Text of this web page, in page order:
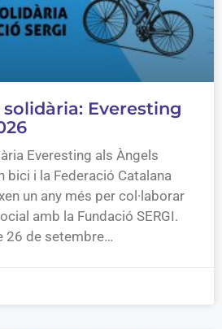
Everesting
Everesting als Àngels
bici i la Federació Catalana
un any més per col·laborar
amb la Fundació SERGI.
26 de setembre…